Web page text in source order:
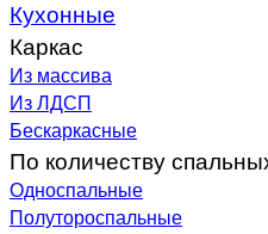
Кухонные
Каркас
Из массива
Из ЛДСП
Бескаркасные
По количеству
Односпальные
Полутороспальные